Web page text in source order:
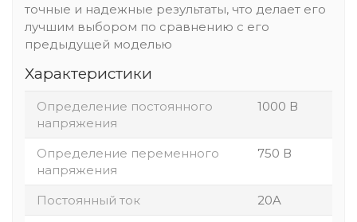
точные и надежные результаты, что делает его
лучшим выбором по сравнению с его
предыдущей моделью
Характеристики
Определение постоянного
напряжения
1000 В
Определение переменного
напряжения
750 В
Постоянный ток
20A